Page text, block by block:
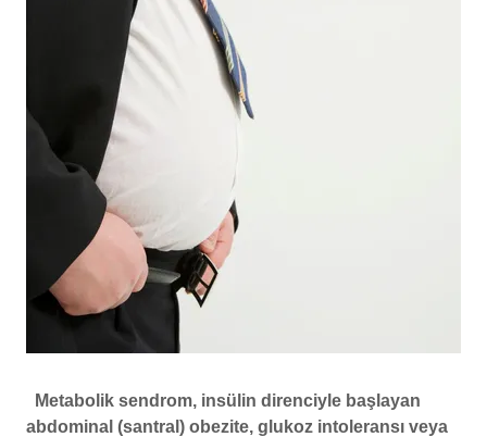
Metabolik sendrom, insülin direnciyle başlayan
abdominal (santral) obezite, glukoz intoleransı veya